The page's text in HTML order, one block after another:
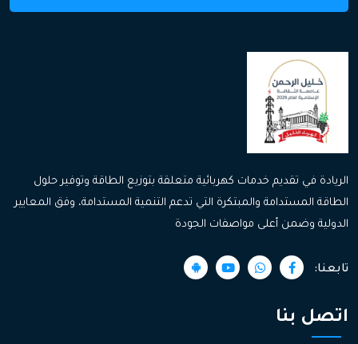
الريادة في تقديم خدمات كهربائية متعلقة بتوزيع الطاقة وتوفير حلول
الطاقة المستدامة والمبتكرة التي تدعم التنمية المستدامة، وفق المعايير
الدولية وضمن أعلى مواصفات الجودة
تابعنا:
اتصل بنا